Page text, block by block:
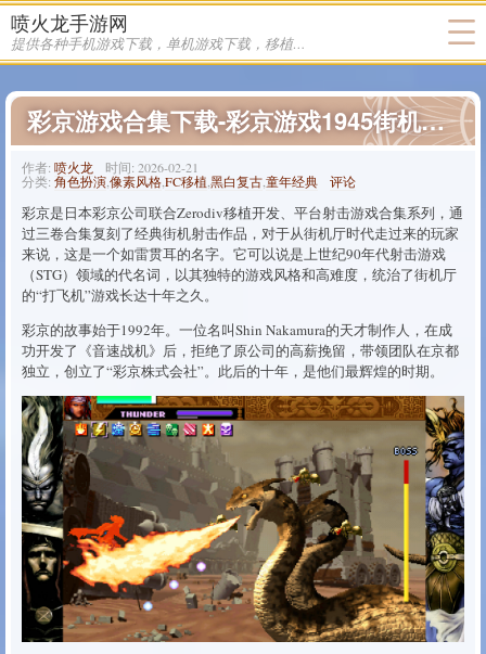
喷火龙手游网
提供各种手机游戏下载，单机游戏下载，移植游戏下载
分类 FC移植 下的文章
彩京游戏合集下载-彩京游戏1945街机版下载
作者: 喷火龙 时间: 2026-02-21
分类: 角色扮演像素风格FC移植 黑白复古童年经典 评论
彩京是日本彩京公司联合Zerodiv移植开发、平台射击游戏合集系列，通
过三卷合集复刻了经典街机射击作品，对于从街机厅时代走过来的玩家
来说，这是一个如雷贯耳的名字。它可以说是上世纪90年代射击游戏
（STG）领域的代名词，以其独特的游戏风格和高难度，统治了街机厅
的“打飞机”游戏长达十年之久。
彩京的故事始于1992年。一位名叫Shin Nakamura的天才制作人，在成
功开发了《音速战机》后，拒绝了原公司的高薪挽留，带领团队在京都
独立，创立了“彩京株式会社”。此后的十年，是他们最辉煌的时期。